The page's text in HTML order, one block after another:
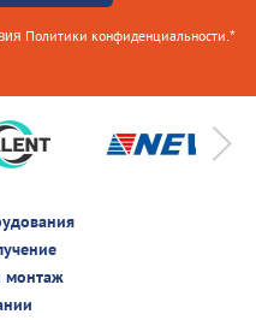
Политики конфиденциальности .*
монтаж